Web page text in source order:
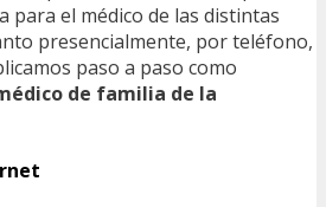
para el médico de las distintas
presencialmente, por teléfono,
paso a paso como
de familia de la